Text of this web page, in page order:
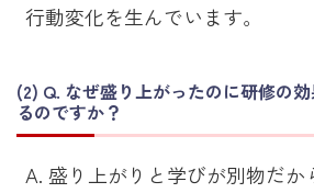
行動変化を生んでいます。
Q. なぜ盛り上がったのに研修の
るのですか？
A. 盛り上がりと学びが別物だか